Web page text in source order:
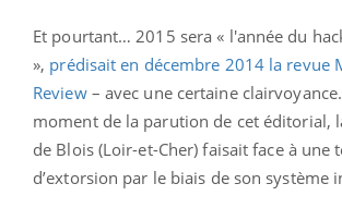
Et pourtant… 2015 sera « l'année du
», prédisait en décembre 2014 la revue
Review – avec une certaine
moment de la parution de cet éditorial,
de Blois (Loir-et-Cher) faisait face à une
d’extorsion par le biais de son système